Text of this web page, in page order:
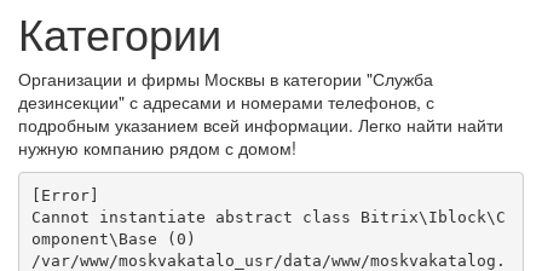
Категории
Организации и фирмы Москвы в категории "Служба
дезинсекции" с адресами и номерами телефонов, с
подробным указанием всей информации. Легко найти найти
нужную компанию рядом с домом!
[Error]
Cannot instantiate abstract class Bitrix\Iblock\C
omponent\Base (0)
/var/www/moskvakatalo_usr/data/www/moskvakatalog.